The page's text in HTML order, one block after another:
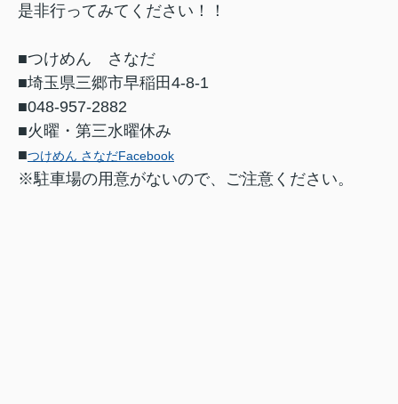
是非行ってみてください！！
■つけめん さなだ
■埼玉県三郷市早稲田4-8-1
■048-957-2882
■火曜・第三水曜休み
■つけめん さなだFacebook
※駐車場の用意がないので、ご注意ください。